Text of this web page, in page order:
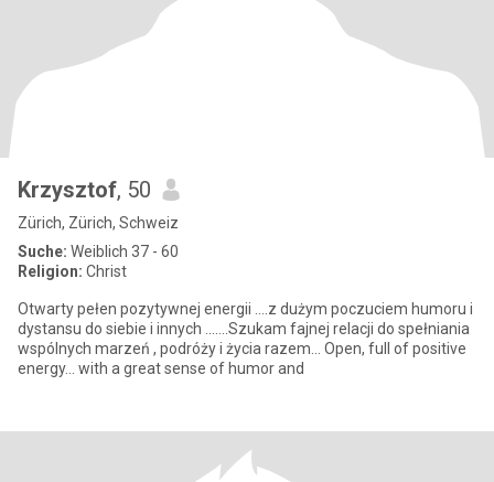
Krzysztof, 50
Zürich, Zürich, Schweiz
Suche: Weiblich 37 - 60
Religion: Christ
Otwarty pełen pozytywnej energii ....z dużym poczuciem humoru i
dystansu do siebie i innych .......Szukam fajnej relacji do spełniania
wspólnych marzeń , podróży i życia razem... Open, full of positive
energy... with a great sense of humor and